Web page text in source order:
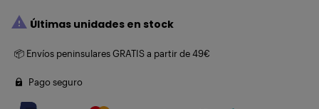
 Últimas unidades en stock
📦 Envíos peninsulares GRATIS a partir de 49€
Pago seguro